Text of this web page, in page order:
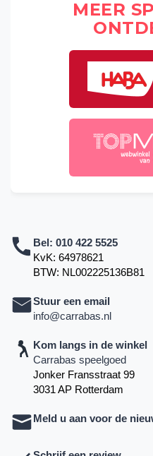
MEER
Bel: 010 422 5525
KvK: 64978621
BTW: NL002225136B81
Stuur een email
info@carrabas.nl
Kom langs in de winkel
Carrabas speelgoed
Jonker Fransstraat 99
3031 AP Rotterdam
Meld u aan voor de